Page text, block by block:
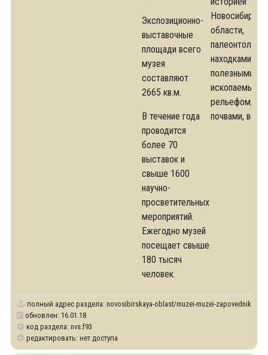
Экспозиционно-
выставочные
площади всего
музея
составляют
2665 кв.м.
В течение года
проводится
более 70
выставок и
свыше 1600
научно-
просветительных
мероприятий.
Ежегодно музей
посещает свыше
180 тысяч
человек.
области,
находками,
полезными
ископаемы ми,
рельефом,
почвами,
полный адрес раздела: novosibirskaya-oblast/muzei-muzei-zapovedniki-
обновлен: 16.01.18
код раздела: nvs.f93
редактировать: нет доступа